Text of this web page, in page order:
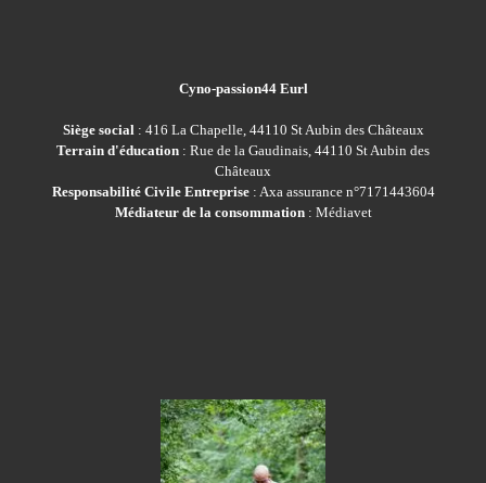
Cyno-passion44 Eurl
Siège social: 416 La Chapelle, 44110 St Aubin des Châteaux
Terrain d'éducation : Rue de la Gaudinais, 44110 St Aubin des
Châteaux
Responsabilité Civile Entreprise: Axa assurance n°7171443604
Médiateur de la consommation: Médiavet